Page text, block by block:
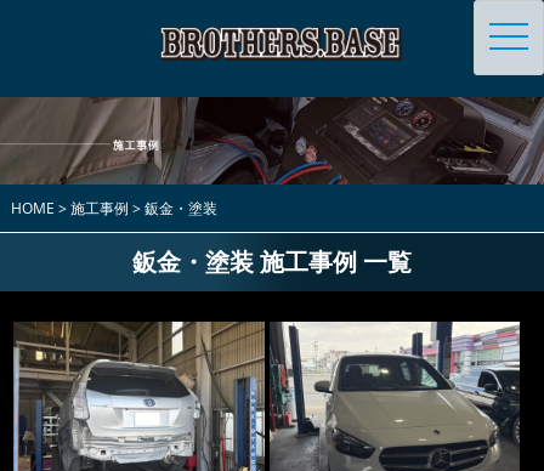
HOME >施工事例 >鈑金・塗装
鈑金・塗装 施工事例 一覧